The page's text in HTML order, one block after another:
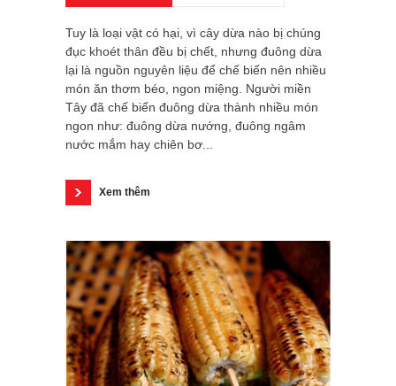
Tuy là loại vật có hại, vì cây dừa nào bị chúng
đục khoét thân đều bị chết, nhưng đuông dừa
lại là nguồn nguyên liệu để chế biến nên nhiều
món ăn thơm béo, ngon miệng. Người miền
Tây đã chế biến đuông dừa thành nhiều món
ngon như: đuông dừa nướng, đuông ngâm
nước mắm hay chiên bơ...
Xem thêm